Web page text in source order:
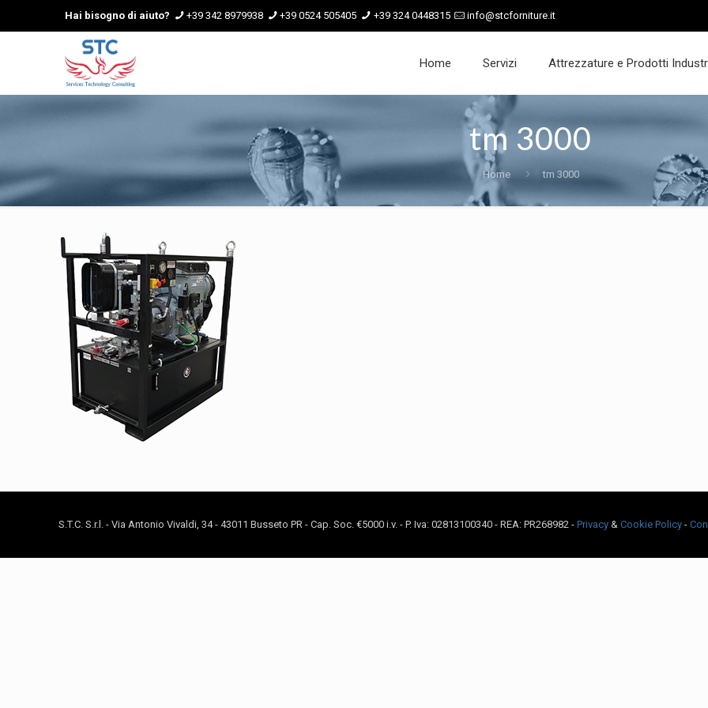
Hai bisogno di aiuto? +39 342 8979938 +39 0524 505405 +39 324 0448315 info@stcforniture.it
Home Servizi Attrezzature e Prodotti
tm 3000
Home tm 3000
S.T.C. S.r.l. - Via Antonio Vivaldi, 34 - 43011 Busseto PR - Cap. Soc. €5000 i.v. - P. Iva: 02813100340 - REA: PR268982 -Privacy &Cookie Policy -